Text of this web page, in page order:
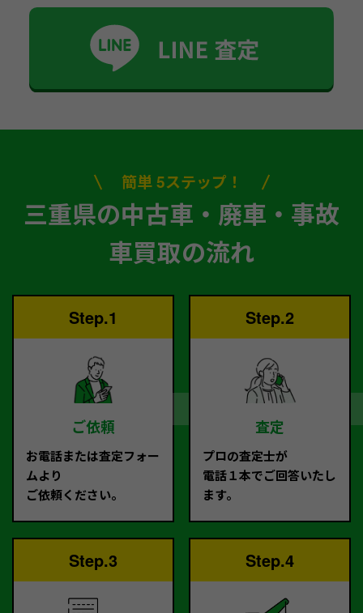
簡単 5ステップ！
三重県の中古車・廃車・事故
車買取の流れ
Step.1
ご依頼
お電話または査定フォー
ムより
ご依頼ください。
Step.2
査定
プロの査定士が
電話１本でご回答いたし
ます。
Step.3 Step.4